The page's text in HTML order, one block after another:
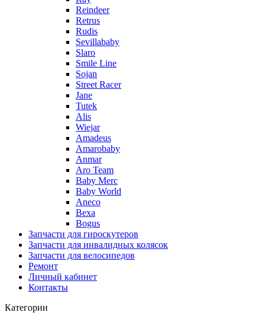
Reindeer
Retrus
Rudis
Sevillababy
Slaro
Smile Line
Sojan
Street Racer
Jane
Tutek
Alis
Wiejar
Amadeus
Amarobaby
Anmar
Aro Team
Baby Merc
Baby World
Aneco
Bexa
Bogus
Запчасти для гироскутеров
Запчасти для инвалидных колясок
Запчасти для велосипедов
Ремонт
Личный кабинет
Контакты
Категории